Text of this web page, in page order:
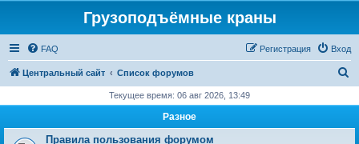
Грузоподъёмные краны
FAQ Вход
Регистрация
Центральный сайт Список форумов
с
Текущее время: 06 авг 2026, 13:49
Разное
Правила пользования форумом